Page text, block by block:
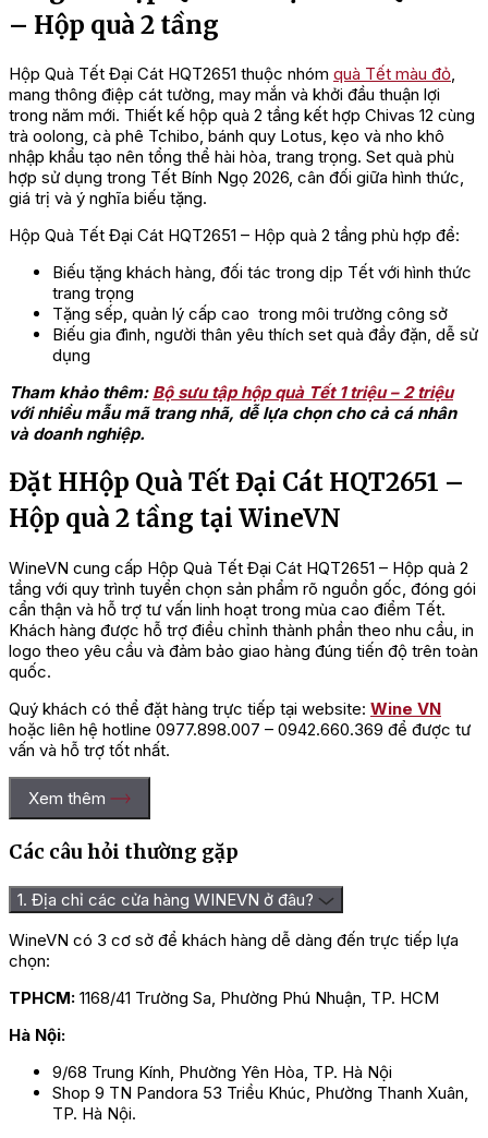
– Hộp quà 2 tầng
Hộp Quà Tết Đại Cát HQT2651 thuộc nhóm quà Tết màu đỏ,
mang thông điệp cát tường, may mắn và khởi đầu thuận lợi
trong năm mới. Thiết kế hộp quà 2 tầng kết hợp Chivas 12 cùng
trà oolong, cà phê Tchibo, bánh quy Lotus, kẹo và nho khô
nhập khẩu tạo nên tổng thể hài hòa, trang trọng. Set quà phù
hợp sử dụng trong Tết Bính Ngọ 2026, cân đối giữa hình thức,
giá trị và ý nghĩa biếu tặng.
Hộp Quà Tết Đại Cát HQT2651 – Hộp quà 2 tầng phù hợp để:
Biếu tặng khách hàng, đối tác trong dịp Tết với hình thức
trang trọng
Tặng sếp, quản lý cấp cao trong môi trường công sở
Biếu gia đình, người thân yêu thích set quà đầy đặn, dễ sử
dụng
Tham khảo thêm: Bộ sưu tập hộp quà Tết 1 triệu – 2 triệu
với nhiều mẫu mã trang nhã, dễ lựa chọn cho cả cá nhân
và doanh nghiệp.
Đặt HHộp Quà Tết Đại Cát HQT2651 –
Hộp quà 2 tầng tại WineVN
WineVN cung cấp Hộp Quà Tết Đại Cát HQT2651 – Hộp quà 2
tầng với quy trình tuyển chọn sản phẩm rõ nguồn gốc, đóng gói
cẩn thận và hỗ trợ tư vấn linh hoạt trong mùa cao điểm Tết.
Khách hàng được hỗ trợ điều chỉnh thành phần theo nhu cầu, in
logo theo yêu cầu và đảm bảo giao hàng đúng tiến độ trên toàn
quốc.
Quý khách có thể đặt hàng trực tiếp tại website: Wine VN
hoặc liên hệ hotline 0977.898.007 – 0942.660.369 để được tư
vấn và hỗ trợ tốt nhất.
Xem thêm
Các câu hỏi thường gặp
1. Địa chỉ các cửa hàng WINEVN ở đâu?
WineVN có 3 cơ sở để khách hàng dễ dàng đến trực tiếp lựa
chọn:
TPHCM: 1168/41 Trường Sa, Phường Phú Nhuận, TP. HCM
Hà Nội:
9/68 Trung Kính, Phường Yên Hòa, TP. Hà Nội
Shop 9 TN Pandora 53 Triều Khúc, Phường Thanh Xuân,
TP. Hà Nội.